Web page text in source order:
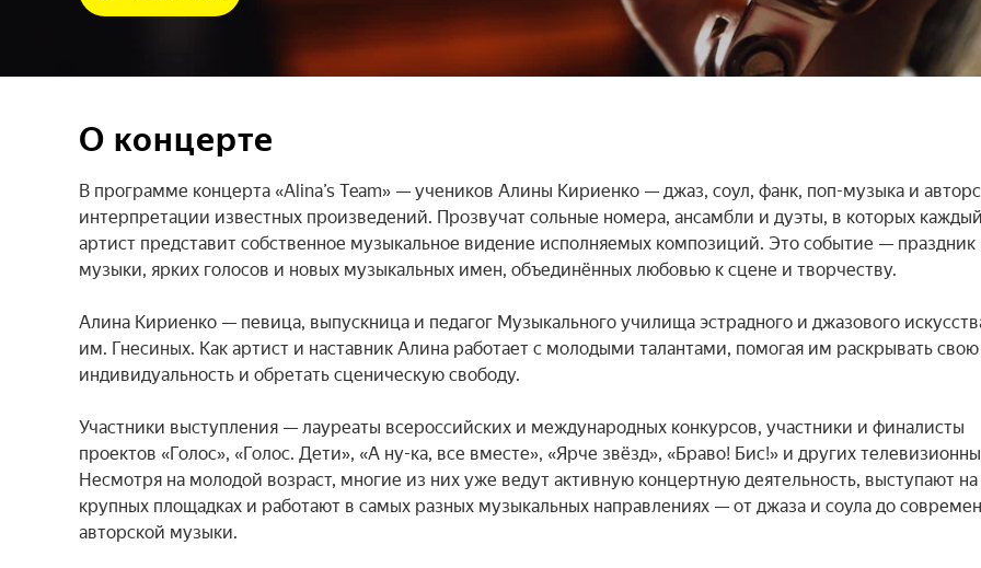
О концерте
В программе концерта «Alina’s Team» — учеников Алины Кириенко — джаз, соул, фанк, поп-музыка и
интерпретации известных произведений. Прозвучат сольные номера, ансамбли и дуэты, в которых каждый
артист представит собственное музыкальное видение исполняемых композиций. Это событие — праздник
музыки, ярких голосов и новых музыкальных имен, объединённых любовью к сцене и творчеству.
Алина Кириенко — певица, выпускница и педагог Музыкального училища эстрадного и джазового
им. Гнесиных. Как артист и наставник Алина работает с молодыми талантами, помогая им раскрывать свою
индивидуальность и обретать сценическую свободу.
Участники выступления — лауреаты всероссийских и международных конкурсов, участники и финалисты
проектов «Голос», «Голос. Дети», «А ну-ка, все вместе», «Ярче звёзд», «Браво! Бис!» и других
Несмотря на молодой возраст, многие из них уже ведут активную концертную деятельность, выступают на
крупных площадках и работают в самых разных музыкальных направлениях — от джаза и соула до
авторской музыки.